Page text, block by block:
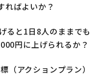
ればよいか？
ると1日8人のままでも
円に上げられるか？
（アクションプラン）